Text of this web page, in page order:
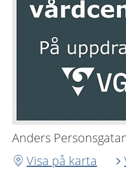
Anders
Visa på karta